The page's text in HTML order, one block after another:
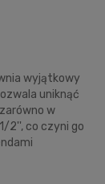
wyjątkowy
uniknąć
w
2'', co czyni go